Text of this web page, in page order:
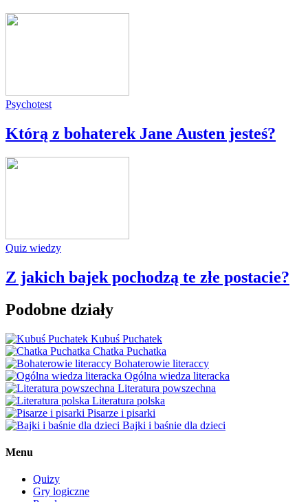
Psychotest
Którą z bohaterek Jane Austen jesteś?
Quiz wiedzy
Z jakich bajek pochodzą te złe postacie?
Podobne działy
Kubuś Puchatek
Chatka Puchatka
Bohaterowie literaccy
Ogólna wiedza literacka
Literatura powszechna
Literatura polska
Pisarze i pisarki
Bajki i baśnie dla dzieci
Menu
Quizy
Gry logiczne